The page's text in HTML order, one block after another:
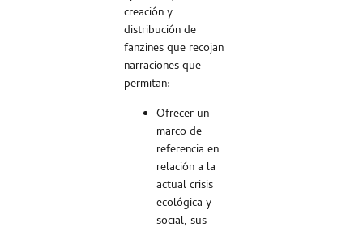
creación y
distribución de
fanzines que recojan
narraciones que
permitan:
Ofrecer un
marco de
referencia en
relación a la
actual crisis
ecológica y
social, sus